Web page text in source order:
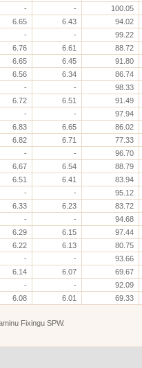
- - 100.05
6.65 6.43 94.02
- - 99.22
6.76 6.61 88.72
6.65 6.45 91.80
6.56 6.34 86.74
- - 98.33
6.72 6.51 91.49
- - 97.94
6.83 6.65 86.02
6.82 6.71 77.33
- - 96.70
6.67 6.54 88.79
6.51 6.41 83.94
- - 95.12
6.33 6.23 83.72
- - 94.68
6.29 6.15 97.44
6.22 6.13 80.75
- - 93.66
6.14 6.07 69.67
- - 92.09
6.08 6.01 69.33
Fixingu SPW.